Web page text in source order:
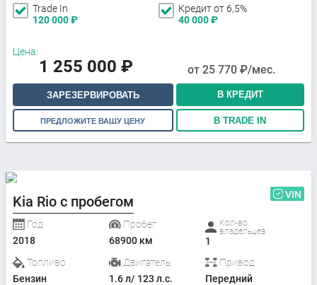
Trade In
120 000₽
Кредит от 6,5%
40 000₽
Цена:
1 255 000 ₽ от 25 770 ₽/мес.
ЗАРЕЗЕРВИРОВАТЬ В КРЕДИТ
ПРЕДЛОЖИТЕ ВАШУ ЦЕНУ В TRADE IN
Kia Rio с пробегом VIN
Год
2018
Пробег
68900 км
Кол-во
владельцев
1
Топливо
Бензин
Двигатель
1.6 л/ 123 л.с.
Привод
Передний